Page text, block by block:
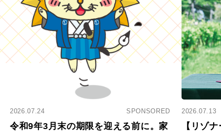
2026.07.24 SPONSORED
令和9年3月末の期限を迎える前に。家
2026.07.13
【リゾ